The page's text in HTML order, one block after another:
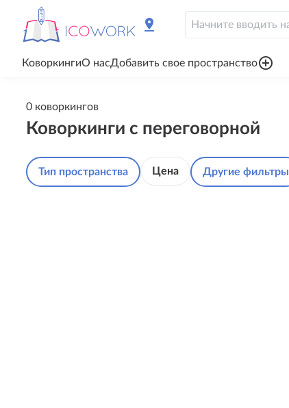
pin_drop
КоворкингиО насДобавить свое пространствоadd_circle_outline
0 коворкингов
Коворкинги с переговорной
Тип пространства Цена Другие фильтры